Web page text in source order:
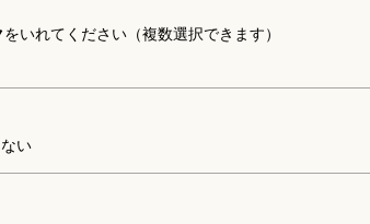
をいれてください（複数選択できます）
い